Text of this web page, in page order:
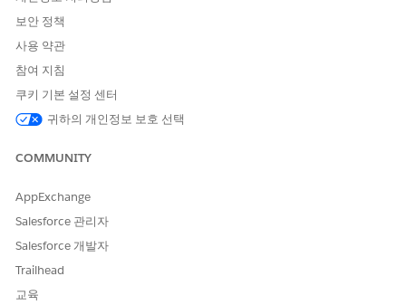
사용하는 경우: 위험 점수는 무시할 수 없지만 기본 IT 자산 또
는 비즈니스 프로세스는 필수입니다.
수행 방법: 제어 식별 및 매핑에 초점을 맞춘 과업을 생성합니
다. 팀에 제어 라이브러리의 기존 보안을 위험에 연결하거나 새
보안 조치(예: 새 보안 소프트웨어 배포 또는 사고 대응 계획 업
데이트)를 설계 및 구현하라는 메시지가 표시됩니다.
제어 라이브러리에서 기존 컨트롤을 식별하고 위험에 연결
새로운 보호 제어 또는 기술 보안을 설계하고 구현합니다.
관련 사고 응답 절차를 업데이트합니다.
후속 평가를 예약하여 제어 효과를 확인합니다.
위험 수용
보안 정책
사용 약관
참여 지침
쿠키 기본 설정 센터
귀하의 개인정보 보호 선택
COMMUNITY
AppExchange
Salesforce 관리자
Salesforce 개발자
Trailhead
교육